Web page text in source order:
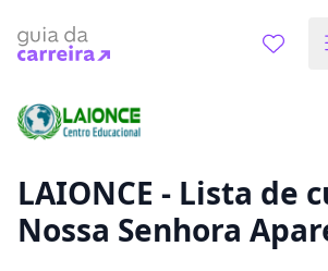
Vamos te guiar no caminho ideal para
Sim, já sei
LAIONCE - Lista de
Nossa Senhora